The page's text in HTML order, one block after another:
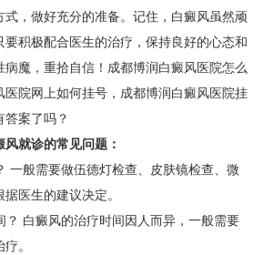
，做好充分的准备。记住，白癜风虽然顽
要积极配合医生的治疗，保持良好的心态和
魔，重拾自信！成都博润白癜风医院怎么
院网上如何挂号，成都博润白癜风医院挂
答案了吗？
就诊的常见问题：
一般需要做伍德灯检查、皮肤镜检查、微
医生的建议决定。
？ 白癜风的治疗时间因人而异，一般需要
。